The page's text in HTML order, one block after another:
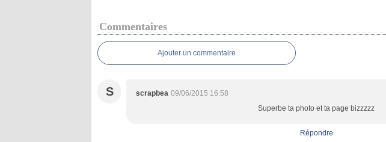
Commentaires
Ajouter un commentaire
S scrapbea 09/06/2015 16:58
Superbe ta photo et ta page bizzzzz
Répondre